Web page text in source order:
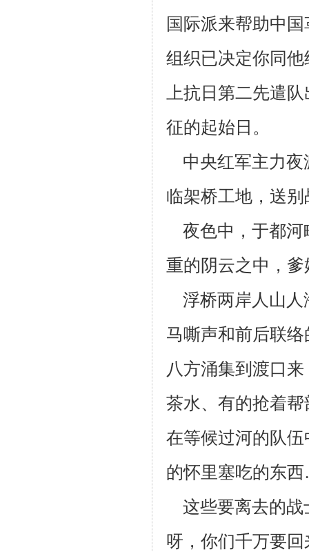
国际派来帮助中
组织已决定你同他
上抗日 第二先遣
征的起始日。
中央红军主力夜
临架桥工地，送别
夜色中，于都河
重的阴云之中，
浮桥两岸人山人
马嘶声和前后联
八方涌集到渡口
茶水、有的抢着帮
在等候过河的队
的怀里塞吃的东
这些要离去的战
呀，你们千万要回